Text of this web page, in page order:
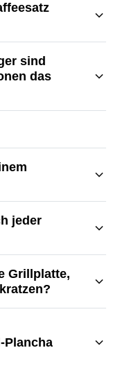
sind
das
jeder
Grillplatte,
Plancha